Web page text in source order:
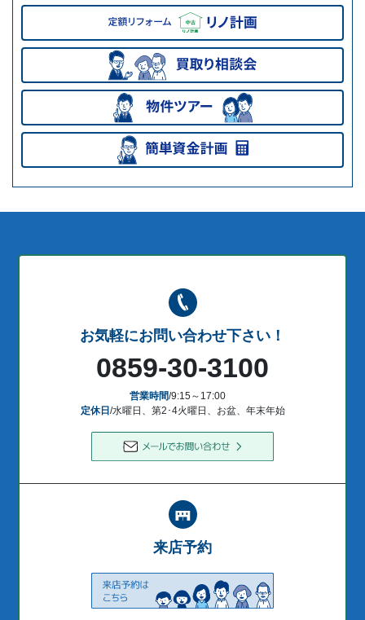
お気軽にお問い合わせ下さい！
0859-30-3100
営業時間/9:15～17:00
定休日 /水曜日、第2･4火曜日、お盆、年末年始
来店予約